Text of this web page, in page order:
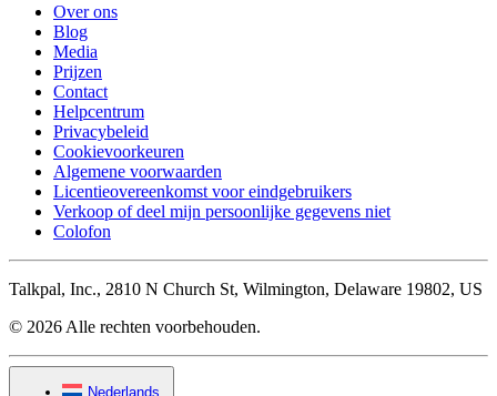
Over ons
Blog
Media
Prijzen
Contact
Helpcentrum
Privacybeleid
Cookievoorkeuren
Algemene voorwaarden
Licentieovereenkomst voor eindgebruikers
Verkoop of deel mijn persoonlijke gegevens niet
Colofon
Talkpal, Inc., 2810 N Church St, Wilmington, Delaware 19802, US
© 2026 Alle rechten voorbehouden.
Nederlands